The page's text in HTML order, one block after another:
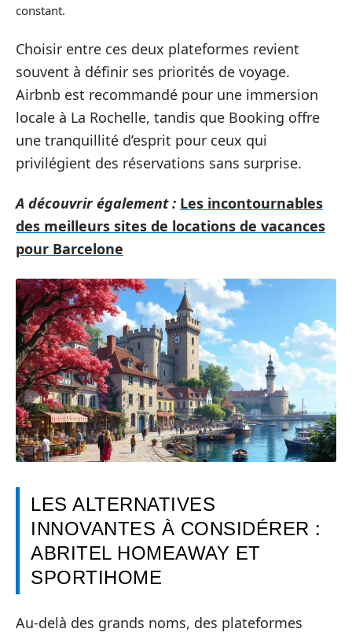
constant.
Choisir entre ces deux plateformes revient
souvent à définir ses priorités de voyage.
Airbnb est recommandé pour une immersion
locale à La Rochelle, tandis que Booking offre
une tranquillité d’esprit pour ceux qui
privilégient des réservations sans surprise.
A découvrir également : Les incontournables
des meilleurs sites de locations de vacances
pour Barcelone
LES ALTERNATIVES
INNOVANTES À CONSIDÉRER :
ABRITEL HOMEAWAY ET
SPORTIHOME
Au-delà des grands noms, des plateformes